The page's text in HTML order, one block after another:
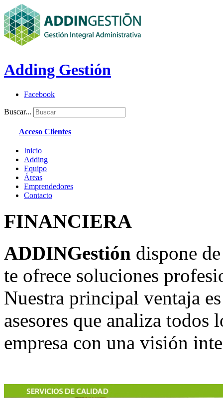
Adding Gestión
Facebook
Buscar...
Acceso Clientes
Inicio
Adding
Equipo
Áreas
Emprendedores
Contacto
FINANCIERA
ADDINGestión dispone
te ofrece soluciones
Nuestra principal ventaja
asesores que analiza todos
empresa con una visión